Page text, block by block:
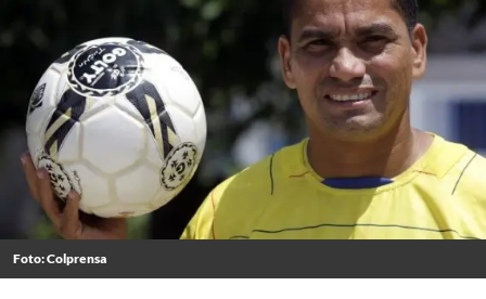
Foto: Colprensa